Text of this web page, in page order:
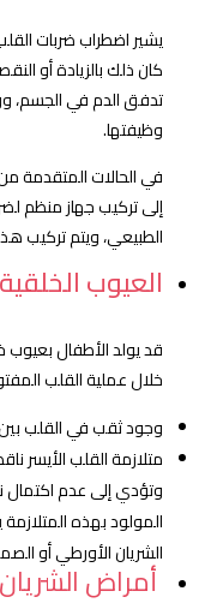
يشير اضطراب ضربات
كان ذلك بالزيادة أو
تدفق الدم في الجسم،
وظيفتها.
في الحالات المتقدمة
إلى تركيب جهاز منظم
الطبيعي، ويتم تركيب
العيوب الخلقية
قد يولد الأطفال
خلال عملية القلب
وجود ثقب في القلب بين
متلازمة القلب الأيسر
وتؤدي إلى عدم اكتمال
المولود بهذه
الشريان الأورطي أو
أمراض